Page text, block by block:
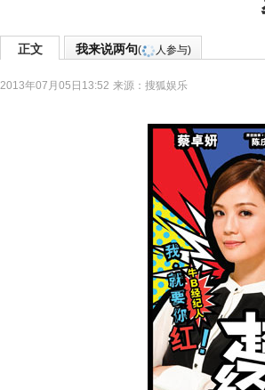
正文 我来说两句( 人参与)
2013年07月05日13:52 来源： 搜狐娱乐